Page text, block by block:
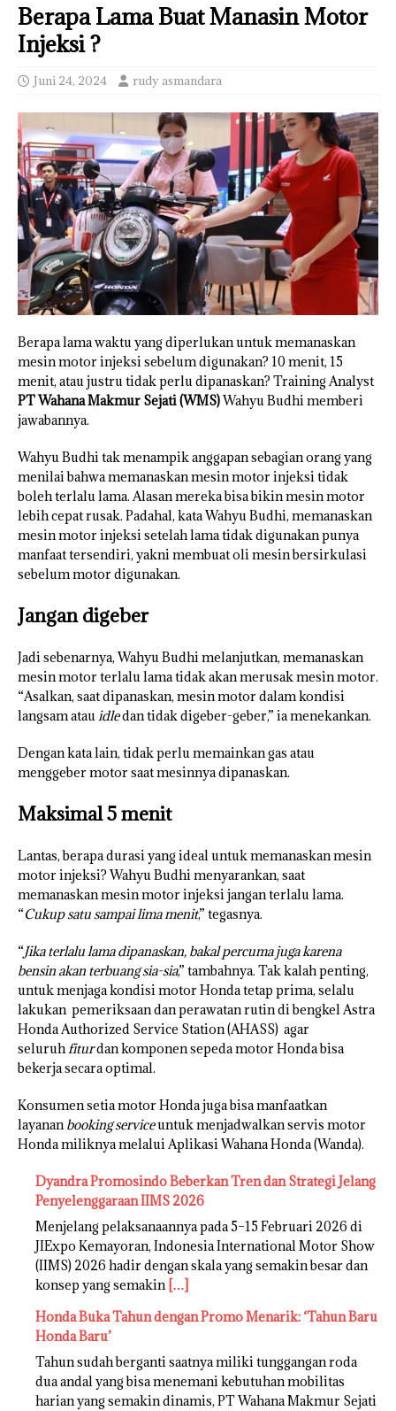
Berapa Lama Buat Manasin Motor
Injeksi ?
Juni 24, 2024 rudy asmandara
Berapa lama waktu yang diperlukan untuk memanaskan
mesin motor injeksi sebelum digunakan? 10 menit, 15
menit, atau justru tidak perlu dipanaskan? Training Analyst
PT Wahana Makmur Sejati (WMS)Wahyu Budhi memberi
jawabannya.
Wahyu Budhi tak menampik anggapan sebagian orang yang
menilai bahwa memanaskan mesin motor injeksi tidak
boleh terlalu lama. Alasan mereka bisa bikin mesin motor
lebih cepat rusak. Padahal, kata Wahyu Budhi, memanaskan
mesin motor injeksi setelah lama tidak digunakan punya
manfaat tersendiri, yakni membuat oli mesin bersirkulasi
sebelum motor digunakan.
Jangan digeber
Jadi sebenarnya, Wahyu Budhi melanjutkan, memanaskan
mesin motor terlalu lama tidak akan merusak mesin motor.
“Asalkan, saat dipanaskan, mesin motor dalam kondisi
langsam atauidledan tidak digeber-geber,” ia menekankan.
Dengan kata lain, tidak perlu memainkan gas atau
menggeber motor saat mesinnya dipanaskan.
Maksimal 5 menit
Lantas, berapa durasi yang ideal untuk memanaskan mesin
motor injeksi? Wahyu Budhi menyarankan, saat
memanaskan mesin motor injeksi jangan terlalu lama.
“Cukup satu sampai lima menit,” tegasnya.
“Jika terlalu lama dipanaskan, bakal percuma juga karena
bensin akan terbuang sia-sia,” tambahnya. Tak kalah penting,
untuk menjaga kondisi motor Honda tetap prima, selalu
lakukan pemeriksaan dan perawatan rutin di bengkel Astra
Honda Authorized Service Station (AHASS) agar
seluruhfiturdan komponen sepeda motor Honda bisa
bekerja secara optimal.
Konsumen setia motor Honda juga bisa manfaatkan
layananbooking serviceuntuk menjadwalkan servis motor
Honda miliknya melalui Aplikasi Wahana Honda (Wanda).
Dyandra Promosindo Beberkan Tren dan Strategi Jelang
Penyelenggaraan IIMS 2026
Menjelang pelaksanaannya pada 5–15 Februari 2026 di
JIExpo Kemayoran, Indonesia International Motor Show
(IIMS) 2026 hadir dengan skala yang semakin besar dan
konsep yang semakin […]
Honda Buka Tahun dengan Promo Menarik: ‘Tahun Baru
Honda Baru’
Tahun sudah berganti saatnya miliki tunggangan roda
dua andal yang bisa menemani kebutuhan mobilitas
harian yang semakin dinamis, PT Wahana Makmur Sejati